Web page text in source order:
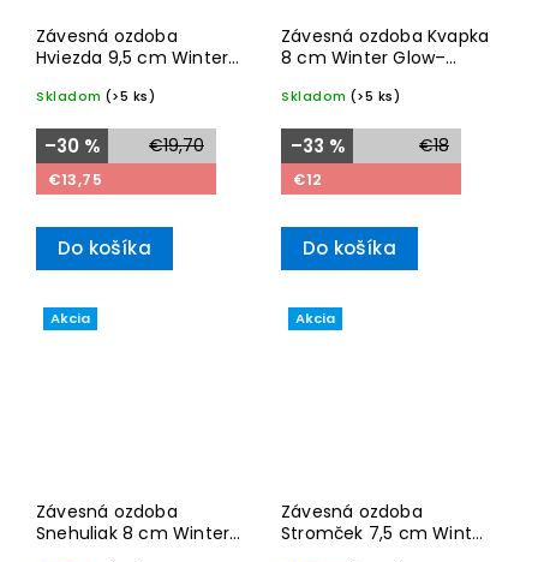
Závesná ozdoba
Hviezda 9,5 cm Winter
Skladom (>5 ks)
€19,70
–30 %
€13,75
Do košíka
Závesná ozdoba Kvapka
8 cm Winter Glow–
Skladom (>5 ks)
€18
–33 %
€12
Do košíka
Akcia
Závesná ozdoba
Snehuliak 8 cm Winter
Akcia
Závesná ozdoba
Stromček 7,5 cm Winter